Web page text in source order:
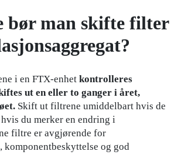
bør man skifte filter
i en FTX-enhet kontrolleres
ut en eller to ganger i året,
Skift ut filtrene umiddelbart hvis de
du merker en endring i
filtre er avgjørende for
og god